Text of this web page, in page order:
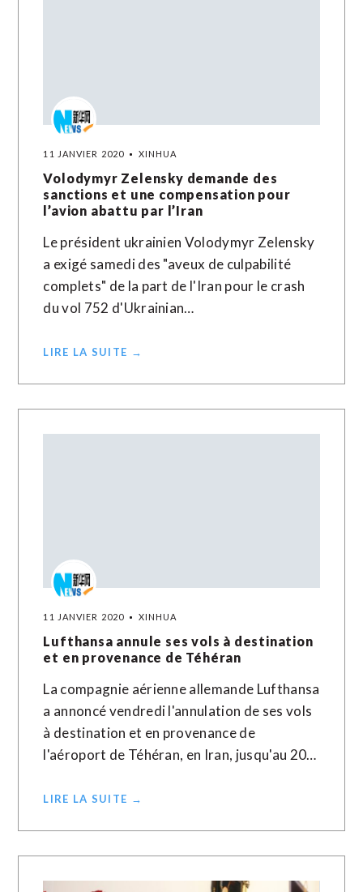
11 JANVIER 2020 XINHUA
Volodymyr Zelensky demande des
sanctions et une compensation pour
l’avion abattu par l’Iran
Le président ukrainien Volodymyr Zelensky
a exigé samedi des "aveux de culpabilité
complets" de la part de l'Iran pour le crash
du vol 752 d'Ukrainian…
LIRE LA SUITE →
11 JANVIER 2020 XINHUA
Lufthansa annule ses vols à destination
et en provenance de Téhéran
La compagnie aérienne allemande Lufthansa
a annoncé vendredi l'annulation de ses vols
à destination et en provenance de
l'aéroport de Téhéran, en Iran, jusqu'au 20…
LIRE LA SUITE →